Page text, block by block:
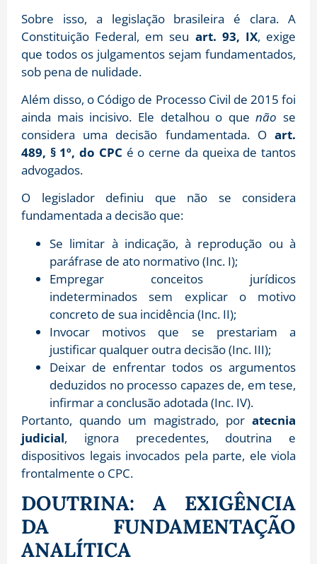
Sobre isso, a legislação brasileira é clara. A
Constituição Federal, em seu art. 93, IX, exige
que todos os julgamentos sejam fundamentados,
sob pena de nulidade.
Além disso, o Código de Processo Civil de 2015 foi
ainda mais incisivo. Ele detalhou o quenão se
considera uma decisão fundamentada. O art.
489, § 1º, do CPC é o cerne da queixa de tantos
advogados.
O legislador definiu que não se considera
fundamentada a decisão que:
Se limitar à indicação, à reprodução ou à
paráfrase de ato normativo (Inc. I);
Empregar conceitos jurídicos
indeterminados sem explicar o motivo
concreto de sua incidência (Inc. II);
Invocar motivos que se prestariam a
justificar qualquer outra decisão (Inc. III);
Deixar de enfrentar todos os argumentos
deduzidos no processo capazes de, em tese,
infirmar a conclusão adotada (Inc. IV).
Portanto, quando um magistrado, por atecnia
judicial, ignora precedentes, doutrina e
dispositivos legais invocados pela parte, ele viola
frontalmente o CPC.
DOUTRINA: A EXIGÊNCIA
DA FUNDAMENTAÇÃO
ANALÍTICA